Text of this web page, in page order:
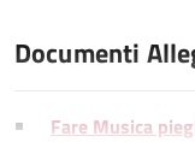
Documenti
Fare Musica